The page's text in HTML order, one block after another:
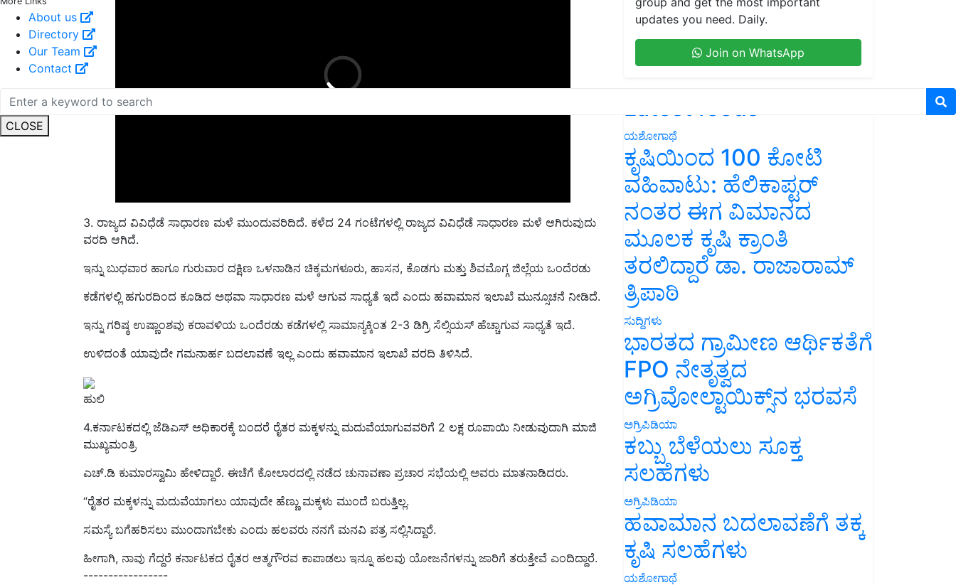
About us
Directory
Our Team
Contact
CLOSE
3. ರಾಜ್ಯದ ವಿವಿಧೆಡೆ ಸಾಧಾರಣ ಮಳೆ ಮುಂದುವರಿದಿದೆ. ಕಳೆದ 24 ಗಂಟೆಗಳಲ್ಲಿ ರಾಜ್ಯದ ವಿವಿಧೆಡೆ ಸಾಧಾರಣ ಮಳೆ ಆಗಿರುವುದು
ವರದಿ ಆಗಿದೆ.
ಕಡೆಗಳಲ್ಲಿ ಹಗುರದಿಂದ ಕೂಡಿದ ಅಥವಾ ಸಾಧಾರಣ ಮಳೆ ಆಗುವ ಸಾಧ್ಯತೆ ಇದೆ ಎಂದು ಹವಾಮಾನ ಇಲಾಖೆ ಮುನ್ಸೂಚನೆ ನೀಡಿದೆ.
ಇನ್ನು ಗರಿಷ್ಠ ಉಷ್ಣಾಂಶವು ಕರಾವಳಿಯ ಒಂದೆರಡು ಕಡೆಗಳಲ್ಲಿ ಸಾಮಾನ್ಯಕ್ಕಿಂತ 2-3 ಡಿಗ್ರಿ ಸೆಲ್ಸಿಯಸ್‌ ಹೆಚ್ಚಾಗುವ ಸಾಧ್ಯತೆ ಇದೆ.
ಉಳಿದಂತೆ ಯಾವುದೇ ಗಮನಾರ್ಹ ಬದಲಾವಣೆ ಇಲ್ಲ ಎಂದು ಹವಾಮಾನ ಇಲಾಖೆ ವರದಿ ತಿಳಿಸಿದೆ.
ಹುಲಿ
ಮುಖ್ಯಮಂತ್ರಿ
ಎಚ್‌.ಡಿ ಕುಮಾರಸ್ವಾಮಿ ಹೇಳಿದ್ದಾರೆ. ಈಚೆಗೆ ಕೋಲಾರದಲ್ಲಿ ನಡೆದ ಚುನಾವಣಾ ಪ್ರಚಾರ ಸಭೆಯಲ್ಲಿ ಅವರು ಮಾತನಾಡಿದರು.
“ರೈತರ ಮಕ್ಕಳನ್ನು ಮದುವೆಯಾಗಲು ಯಾವುದೇ ಹೆಣ್ಣು ಮಕ್ಕಳು ಮುಂದೆ ಬರುತ್ತಿಲ್ಲ.
ಸಮಸ್ಯೆ ಬಗೆಹರಿಸಲು ಮುಂದಾಗಬೇಕು ಎಂದು ಹಲವರು ನನಗೆ ಮನವಿ ಪತ್ರ ಸಲ್ಲಿಸಿದ್ದಾರೆ.
ಹೀಗಾಗಿ, ನಾವು ಗೆದ್ದರೆ ಕರ್ನಾಟಕದ ರೈತರ ಆತ್ಮಗೌರವ ಕಾಪಾಡಲು ಇನ್ನೂ ಹಲವು ಯೋಜನೆಗಳನ್ನು ಜಾರಿಗೆ ತರುತ್ತೇವೆ ಎಂದಿದ್ದಾರೆ.
-----------------
5. ಸಮುದ್ರ ಶುದ್ಧೀಕರಣದಲ್ಲಿ ಇದೀಗ ಹೊಸ ಆವಿಷ್ಕಾರವೊಂದು ಪ್ರಾರಂಭವಾಗಿದೆ.
updates you need. Daily.
Join on WhatsApp
Latest feeds
ಯಶೋಗಾಥೆ
ಕೃಷಿಯಿಂದ 100 ಕೋಟಿ
ವಹಿವಾಟು: ಹೆಲಿಕಾಪ್ಟರ್
ನಂತರ ಈಗ ವಿಮಾನದ
ಮೂಲಕ ಕೃಷಿ ಕ್ರಾಂತಿ
ತರಲಿದ್ದಾರೆ ಡಾ. ರಾಜಾರಾಮ್
ತ್ರಿಪಾಠಿ
ಸುದ್ದಿಗಳು
ಭಾರತದ ಗ್ರಾಮೀಣ ಆರ್ಥಿಕತೆಗೆ
FPO ನೇತೃತ್ವದ
ಅಗ್ರಿವೋಲ್ಟಾಯಿಕ್ಸ್‌ನ ಭರವಸೆ
ಅಗ್ರಿಪಿಡಿಯಾ
ಕಬ್ಬು ಬೆಳೆಯಲು ಸೂಕ್ತ
ಸಲಹೆಗಳು
ಅಗ್ರಿಪಿಡಿಯಾ
ಹವಾಮಾನ ಬದಲಾವಣೆಗೆ ತಕ್ಕ
ಕೃಷಿ ಸಲಹೆಗಳು
ಯಶೋಗಾಥೆ